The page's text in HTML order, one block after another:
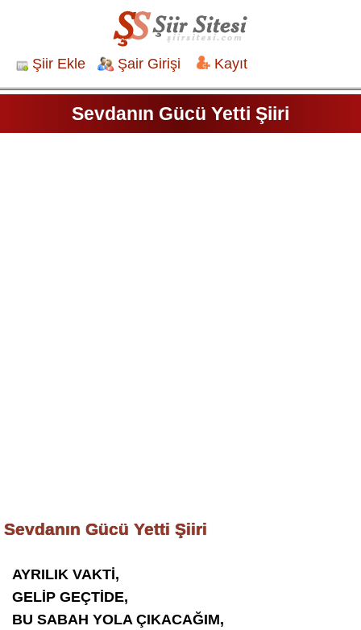
Şiir Ekle Şair Girişi Kayıt
Sevdanın Gücü Yetti Şiiri
Sevdanın Gücü Yetti Şiiri
AYRILIK VAKTİ,
GELİP GEÇTİDE,
BU SABAH YOLA ÇIKACAĞIM,